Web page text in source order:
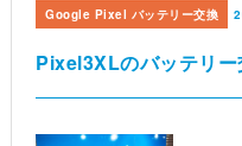
みしに
Pixel3XLのバッテリ
Google Pixel バッテリー交換